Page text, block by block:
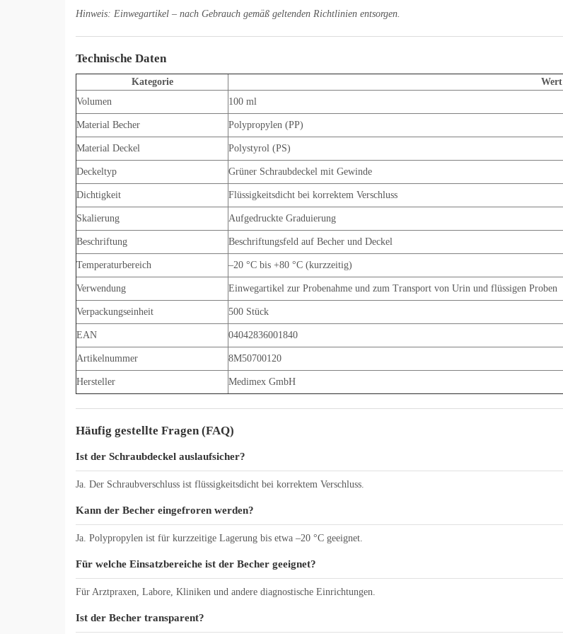
Hinweis: Einwegartikel – nach Gebrauch gemäß geltenden Richtlinien entsorgen.
Technische Daten
Kategorie
Wert
Volumen
100 ml
Material Becher Polypropylen (PP)
Material Deckel Polystyrol (PS)
Deckeltyp Grüner Schraubdeckel mit Gewinde
Dichtigkeit Flüssigkeitsdicht bei korrektem Verschluss
Skalierung Aufgedruckte Graduierung
Beschriftung Beschriftungsfeld auf Becher und Deckel
Temperaturbereich –20 °C bis +80 °C (kurzzeitig)
Verwendung Einwegartikel zur Probenahme und zum Transport von Urin und flüssigen Proben
Verpackungseinheit 500 Stück
EAN 04042836001840
Artikelnummer 8M50700120
Hersteller Medimex GmbH
Häufig gestellte Fragen (FAQ)
Ist der Schraubdeckel auslaufsicher?
Ja. Der Schraubverschluss ist flüssigkeitsdicht bei korrektem Verschluss.
Kann der Becher eingefroren werden?
Ja. Polypropylen ist für kurzzeitige Lagerung bis etwa –20 °C geeignet.
Für welche Einsatzbereiche ist der Becher geeignet?
Für Arztpraxen, Labore, Kliniken und andere diagnostische Einrichtungen.
Ist der Becher transparent?